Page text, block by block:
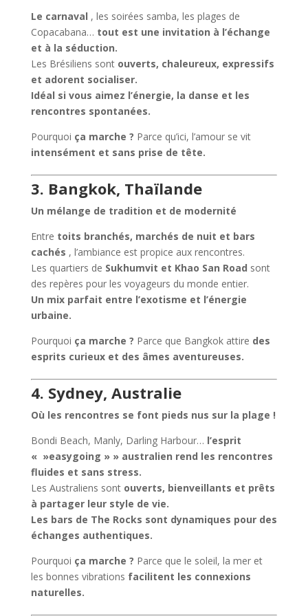
Le carnaval , les soirées samba, les plages de
Copacabana… tout est une invitation à l’échange
et à la séduction.
Les Brésiliens sont ouverts, chaleureux, expressifs
et adorent socialiser.
Idéal si vous aimez l’énergie, la danse et les
rencontres spontanées.
Pourquoi ça marche ? Parce qu’ici, l’amour se vit
intensément et sans prise de tête.
3. Bangkok, Thaïlande
Un mélange de tradition et de modernité
Entre toits branchés, marchés de nuit et bars
cachés , l’ambiance est propice aux rencontres.
Les quartiers de Sukhumvit et Khao San Road sont
des repères pour les voyageurs du monde entier.
Un mix parfait entre l’exotisme et l’énergie
urbaine.
Pourquoi ça marche ? Parce que Bangkok attire des
esprits curieux et des âmes aventureuses.
4. Sydney, Australie
Où les rencontres se font pieds nus sur la plage !
Bondi Beach, Manly, Darling Harbour… l’esprit
« »easygoing » » australien rend les rencontres
fluides et sans stress.
Les Australiens sont ouverts, bienveillants et prêts
à partager leur style de vie.
Les bars de The Rocks sont dynamiques pour des
échanges authentiques.
Pourquoi ça marche ? Parce que le soleil, la mer et
les bonnes vibrations facilitent les connexions
naturelles.